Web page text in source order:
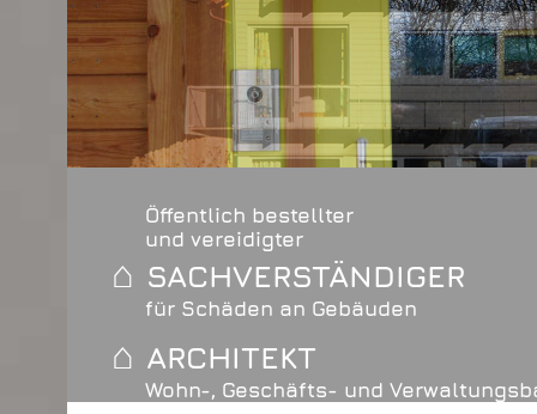
Öffentlich bestellter
und vereidigter
⌂ SACHVERSTÄNDIGER
für Schäden an Gebäuden
⌂ ARCHITEKT
Wohn-, Geschäfts- und